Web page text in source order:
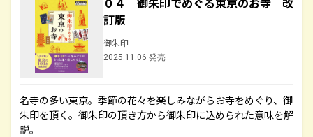
訂版
御朱印
2025.11.06 発売
名寺の多い東京。季節の花々を楽しみながらお寺をめぐり、御
朱印を頂く。御朱印の頂き方から御朱印に込められた意味を解
説。